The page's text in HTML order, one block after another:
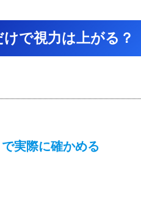
で視力は上がる？
実際に確かめる